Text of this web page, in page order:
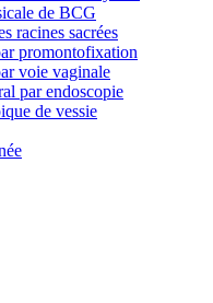
de BCG
racines sacrées
promontofixation
voie vaginale
par endoscopie
de vessie